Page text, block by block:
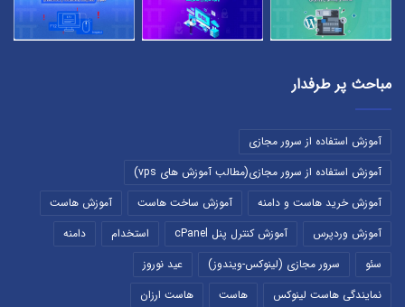
مباحث پر طرفدار
آموزش استفاده از سرور مجازی
آموزش استفاده از سرور مجازی(مطالب آموزش های vps)
آموزش خرید هاست و دامنه
آموزش ساخت هاست
آموزش هاست
آموزش وردپرس
آموزش کنترل پنل cPanel استخدام
دامنه
سئو
سرور مجازی (لینوکس-ویندوز)
عید نوروز
نمایندگی هاست لینوکس
هاست هاست ارزان